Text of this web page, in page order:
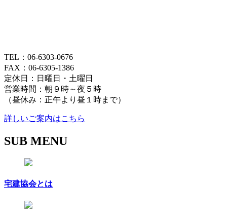
TEL：06-6303-0676
FAX：06-6305-1386
定休日：日曜日・土曜日
営業時間：朝９時～夜５時
（昼休み：正午より昼１時まで）
詳しいご案内はこちら
SUB MENU
宅建協会とは